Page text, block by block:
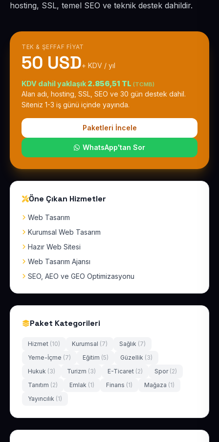
hosting, SSL, temel SEO ve teknik destek dahildir.
TEK & ŞEFFAF FIYAT
50 USD+ KDV / yıl
KDV dahil yaklaşık 2.856,51 TL (TCMB)
Alan adı, hosting, SSL, SEO ve 30 gün destek dahil.
Siteniz 1-3 iş günü içinde yayında.
Paketleri İncele
WhatsApp'tan Sor
Öne Çıkan Hizmetler
Web Tasarım
Kurumsal Web Tasarım
Hazır Web Sitesi
Web Tasarım Ajansı
SEO, AEO ve GEO Optimizasyonu
Paket Kategorileri
Hizmet (10) Kurumsal (7) Sağlık (7)
Yeme-İçme (7) Eğitim (5) Güzellik (3)
Hukuk (3) Turizm (3) E-Ticaret (2) Spor (2)
Tanıtım (2) Emlak (1) Finans (1) Mağaza (1)
Yayıncılık (1)